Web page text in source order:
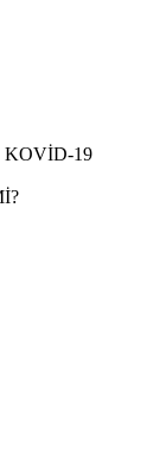
KOVİD-19